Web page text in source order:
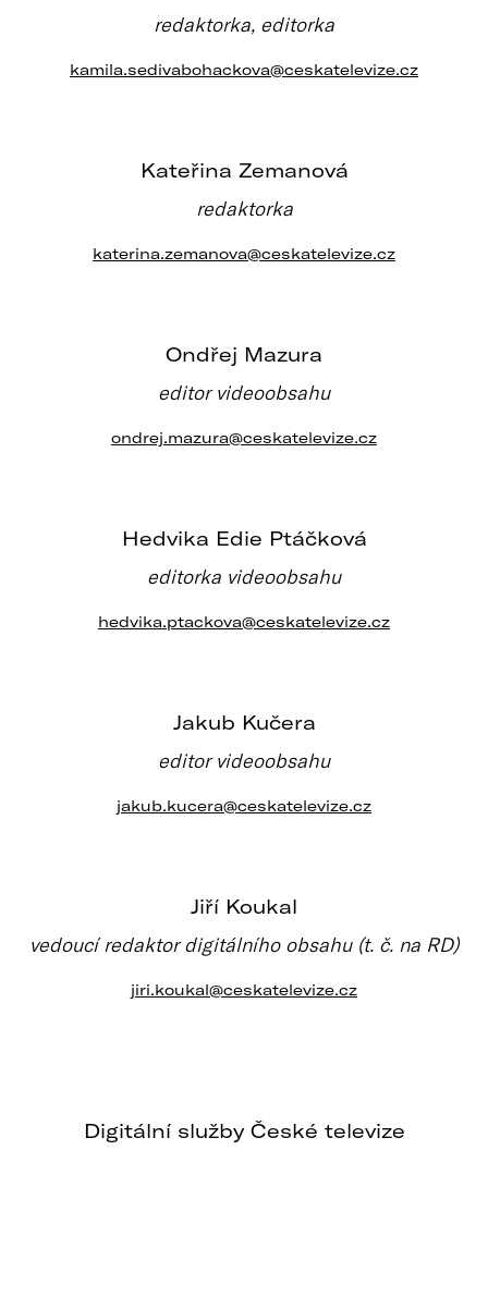
redaktorka, editorka
kamila.sedivabohackova@ceskatelevize.cz
Kateřina Zemanová
redaktorka
katerina.zemanova@ceskatelevize.cz
Ondřej Mazura
editor videoobsahu
ondrej.mazura@ceskatelevize.cz
Hedvika Edie Ptáčková
editorka videoobsahu
hedvika.ptackova@ceskatelevize.cz
Jakub Kučera
editor videoobsahu
jakub.kucera@ceskatelevize.cz
Jiří Koukal
vedoucí redaktor digitálního obsahu (t. č. na RD)
jiri.koukal@ceskatelevize.cz
Digitální služby České televize